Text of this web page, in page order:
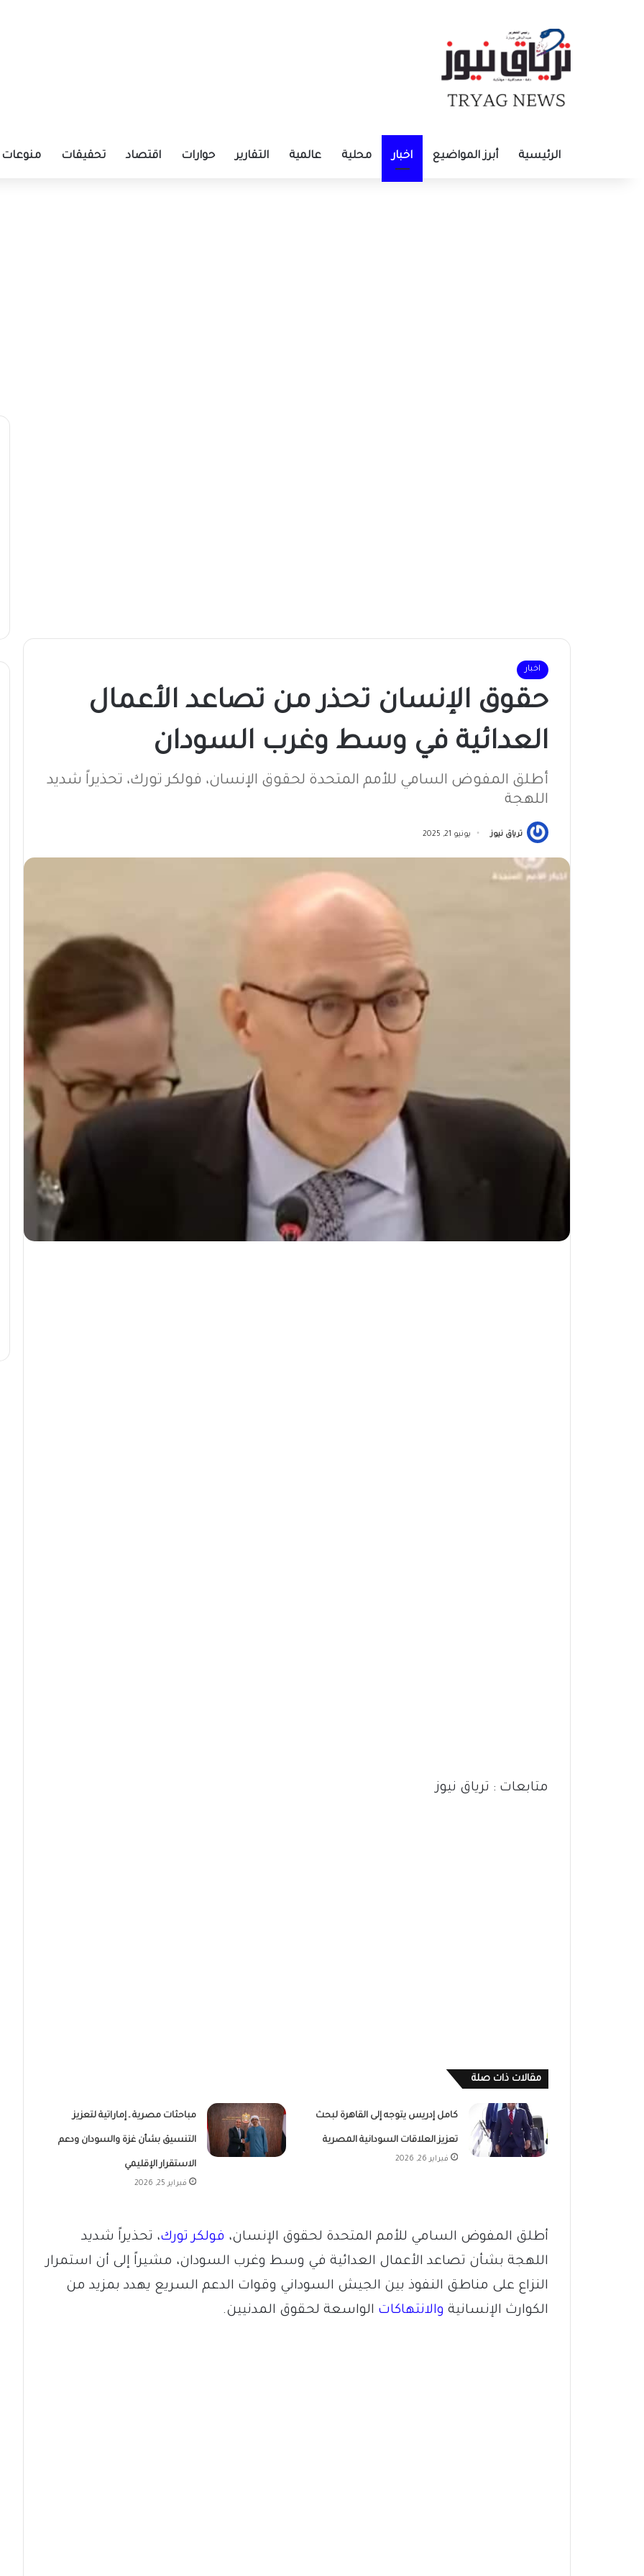
الرئيسية أبرز المواضيع اخبار محلية عالمية التقارير حوارات اقتصاد تحقيقات منوعات
اخبار
حقوق الإنسان تحذر من تصاعد الأعمال
العدائية في وسط وغرب السودان
أطلق المفوض السامي للأمم المتحدة لحقوق الإنسان، فولكر تورك، تحذيراً شديد
اللهجة
ترياق نيوز يونيو 21, 2025
متابعات : ترياق نيوز
مقالات ذات صلة
كامل إدريس يتوجه إلى القاهرة لبحث
تعزيز العلاقات السودانية المصرية
فبراير 26, 2026
مباحثات مصرية ـ إماراتية لتعزيز
التنسيق بشأن غزة والسودان ودعم
الاستقرار الإقليمي
فبراير 25, 2026
أطلق المفوض السامي للأمم المتحدة لحقوق الإنسان، فولكر تورك، تحذيراً شديد
اللهجة بشأن تصاعد الأعمال العدائية في وسط وغرب السودان، مشيراً إلى أن استمرار
النزاع على مناطق النفوذ بين الجيش السوداني وقوات الدعم السريع يهدد بمزيد من
الكوارث الإنسانية والانتهاكات الواسعة لحقوق المدنيين.